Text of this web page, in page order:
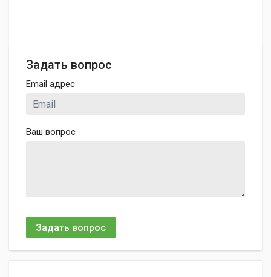
Задать вопрос
Email адрес
Ваш вопрос
Задать вопрос